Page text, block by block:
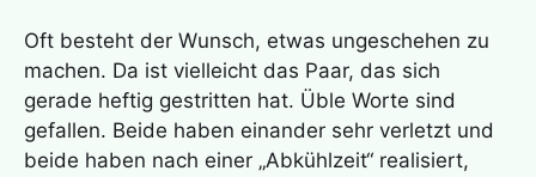
Oft besteht der Wunsch, etwas ungeschehen zu
machen. Da ist vielleicht das Paar, das sich
gerade heftig gestritten hat. Üble Worte sind
gefallen. Beide haben einander sehr verletzt und
beide haben nach einer „Abkühlzeit“ realisiert,